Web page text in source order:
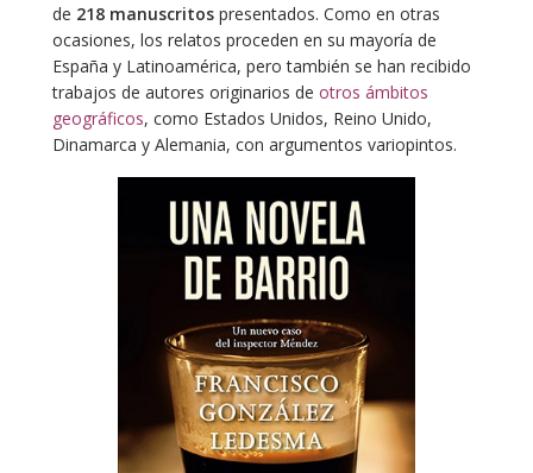
de 218 manuscritospresentados. Como en otras
ocasiones, los relatos proceden en su mayoría de
España y Latinoamérica, pero también se han recibido
trabajos de autores originarios de otros ámbitos
geográficos, como Estados Unidos, Reino Unido,
Dinamarca y Alemania, con argumentos variopintos.